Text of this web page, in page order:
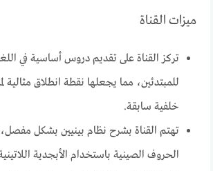
ميزات القناة
تركز القناة على تقديم دروس أساسية في
للمبتدئين، مما يجعلها نقطة انطلاق مثالية
خلفية سابقة.
تهتم القناة بشرح نظام بينيين بشكل
الحروف الصينية باستخدام الأبجدية